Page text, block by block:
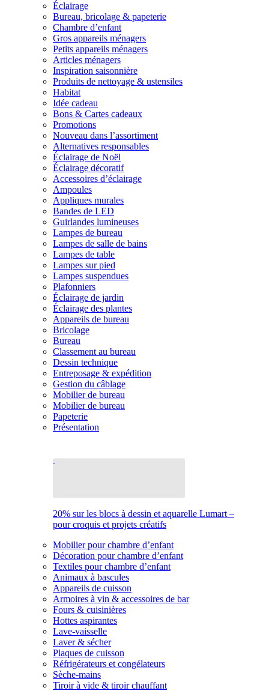
Éclairage
Bureau, bricolage & papeterie
Chambre d’enfant
Gros appareils ménagers
Petits appareils ménagers
Articles ménagers
Inspiration saisonnière
Produits de nettoyage & ustensiles
Habitat
Idée cadeau
Bons & Cartes cadeaux
Promotions
Nouveau dans l’assortiment
Alternatives responsables
Éclairage de Noël
Éclairage décoratif
Accessoires d’éclairage
Ampoules
Appliques murales
Bandes de LED
Guirlandes lumineuses
Lampes de bureau
Lampes de salle de bains
Lampes de table
Lampes sur pied
Lampes suspendues
Plafonniers
Éclairage de jardin
Éclairage des plantes
Appareils de bureau
Bricolage
Bureau
Classement au bureau
Dessin technique
Entreposage & expédition
Gestion du câblage
Mobilier de bureau
Mobilier de bureau
Papeterie
Présentation
20% sur les blocs à dessin et aquarelle Lumart –
pour croquis et projets créatifs
Mobilier pour chambre d’enfant
Décoration pour chambre d’enfant
Textiles pour chambre d’enfant
Animaux à bascules
Appareils de cuisson
Armoires à vin & accessoires de bar
Fours & cuisinières
Hottes aspirantes
Lave-vaisselle
Laver & sécher
Plaques de cuisson
Réfrigérateurs et congélateurs
Sèche-mains
Tiroir à vide & tiroir chauffant